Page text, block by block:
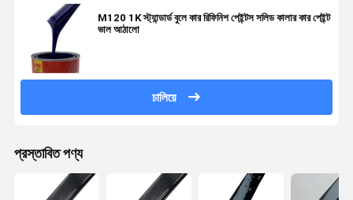
M120 1K স্ট্যান্ডার্ড বুলে কার রিফিনিশ পেইন্টস সলিড কালার কার পেইন্ট
ভাল আঠালো
চালিয়ে
প্রস্তাবিত পণ্য